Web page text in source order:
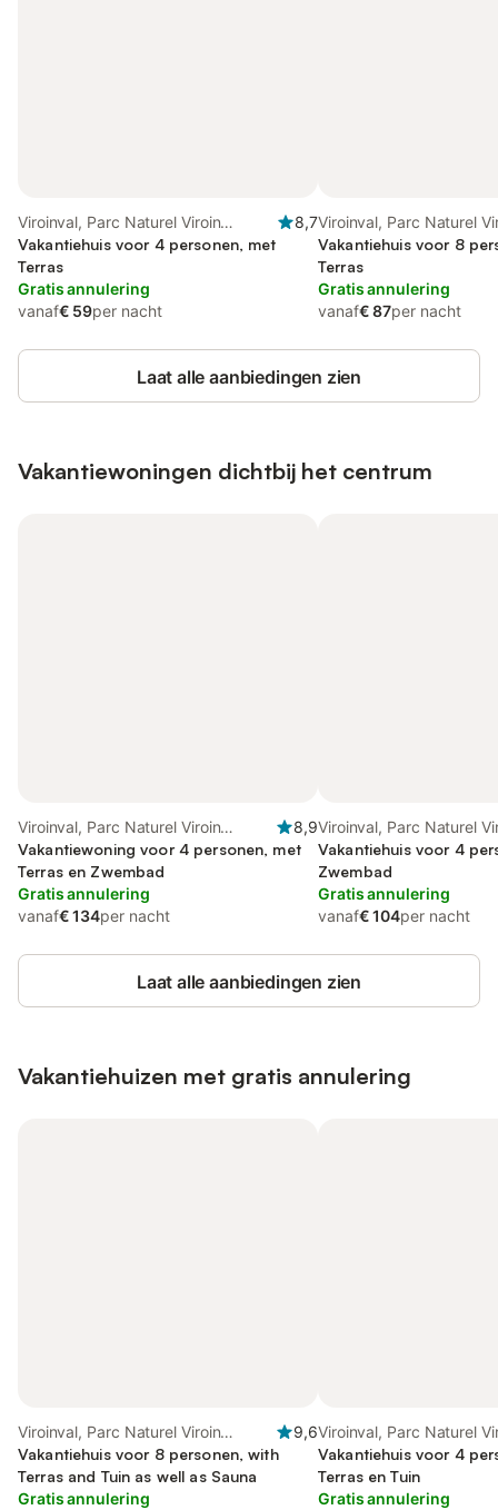
Viroinval, Parc Naturel Viroin
Hermeton
8,7
Vakantiehuis voor 4 personen, met
Terras
Gratis annulering
vanaf€ 59per nacht
Viroinval, Parc Naturel
Hermeton
Vakantiehuis voor 8
Terras
Gratis annulering
vanaf€ 87per nacht
Laat alle aanbiedingen zien
Vakantiewoningen dichtbij het centrum
Viroinval, Parc Naturel Viroin
Hermeton
8,9
Vakantiewoning voor 4 personen, met
Terras en Zwembad
Gratis annulering
vanaf€ 134per nacht
Viroinval, Parc Naturel
Hermeton
Vakantiehuis voor 4
Zwembad
Gratis annulering
vanaf€ 104per nacht
Laat alle aanbiedingen zien
Vakantiehuizen met gratis annulering
Viroinval, Parc Naturel Viroin
Hermeton
9,6
Vakantiehuis voor 8 personen, with
Terras and Tuin as well as Sauna
Gratis annulering
Viroinval, Parc Naturel
Hermeton
Vakantiehuis voor 4
Terras en Tuin
Gratis annulering